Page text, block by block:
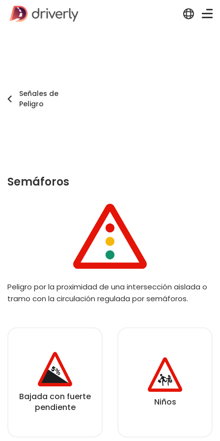
Señales de
Peligro
Semáforos
Peligro por la proximidad de una intersección aislada o
tramo con la circulación regulada por semáforos.
Bajada con fuerte
pendiente
Niños